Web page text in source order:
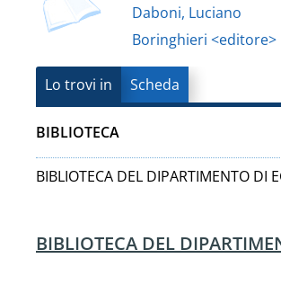
del
documento
Daboni, Luciano
Boringhieri <editore>
Lo trovi in Scheda
BIBLIOTECA
BIBLIOTECA DEL DIPARTIMENTO DI
BIBLIOTECA DEL